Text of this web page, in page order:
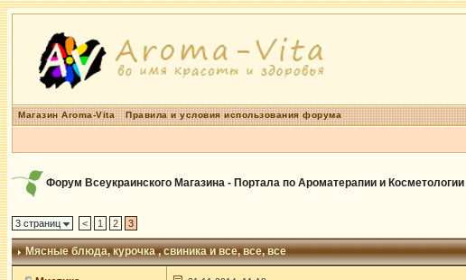
Магазин Aroma-Vita Правила и условия использования форума
Форум Всеукраинского Магазина - Портала по Ароматерапии и Косметологии
3 страниц < 1 2 3
Мясные блюда, курочка , свиника и все, все, все